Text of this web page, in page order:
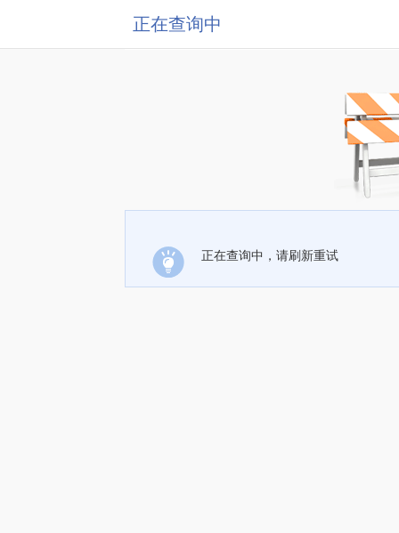
正在查询中
正在查询中，请刷新重试